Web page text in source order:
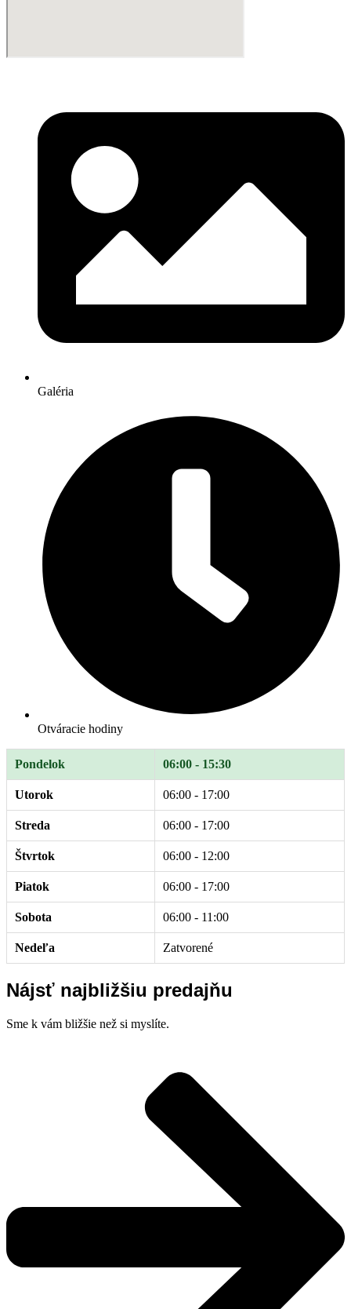
Galéria
Otváracie hodiny
Pondelok 06:00 - 15:30
Utorok 06:00 - 17:00
Streda 06:00 - 17:00
Štvrtok 06:00 - 12:00
Piatok 06:00 - 17:00
Sobota 06:00 - 11:00
Nedeľa Zatvorené
Nájsť najbližšiu predajňu
Sme k vám bližšie než si myslíte.